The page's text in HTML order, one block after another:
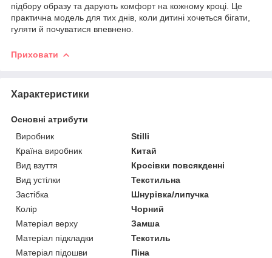
підбору образу та дарують комфорт на кожному кроці. Це
практична модель для тих днів, коли дитині хочеться бігати,
гуляти й почуватися впевнено.
Приховати
Характеристики
Основні атрибути
Виробник
Stilli
Країна виробник
Китай
Вид взуття
Кросівки повсякденні
Вид устілки
Текстильна
Застібка
Шнурівка/липучка
Колір
Чорний
Матеріал верху
Замша
Матеріал підкладки
Текстиль
Матеріал підошви
Піна